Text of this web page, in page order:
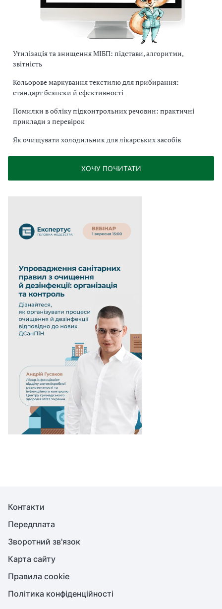
Утилізація та знищення МІБП: підстави, алгоритми,
звітність
Кольорове маркування текстилю для прибирання:
стандарт безпеки й ефективності
Помилки в обліку підконтрольних речовин: практичні
приклади з перевірок
Як очищувати холодильник для лікарських засобів
ХОЧУ ПОЧИТАТИ
Контакти
Передплата
Зворотний зв'язок
Карта сайту
Правила cookie
Політика конфіденційності